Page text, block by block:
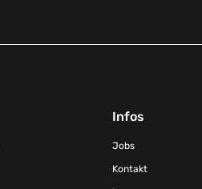
Infos
Jobs
Kontakt